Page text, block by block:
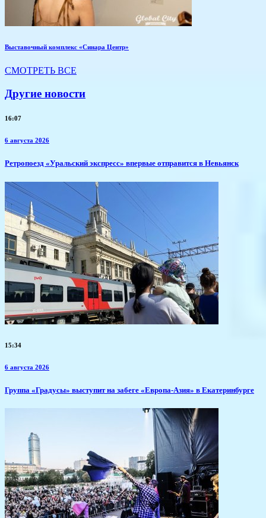
Выставочный комплекс «Синара Центр»
СМОТРЕТЬ ВСЕ
Другие новости
16:07
6 августа 2026
​Ретропоезд «Уральский экспресс» впервые отправится в Невьянск
15:34
6 августа 2026
​Группа «Градусы» выступит на забеге «Европа-Азия» в Екатеринбурге